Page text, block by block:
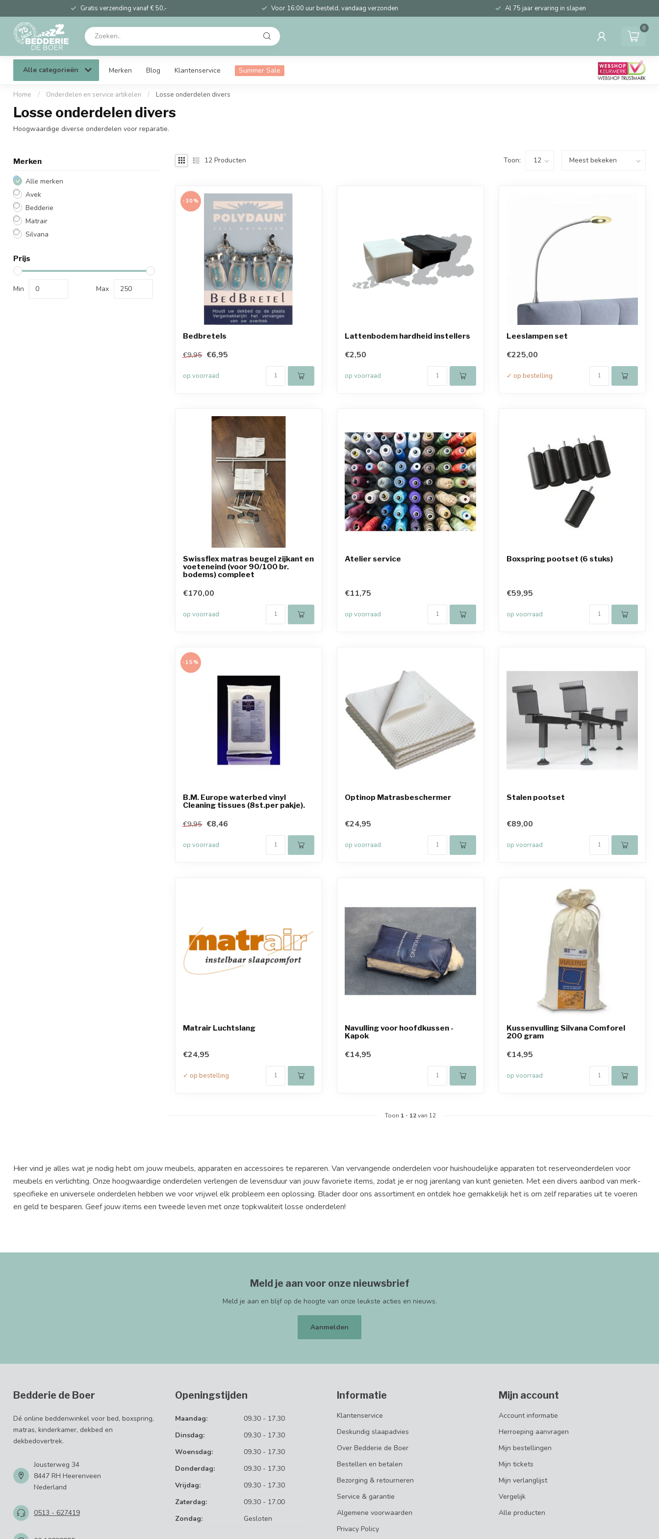
Gratis verzending vanaf € 50,- Voor 16:00 uur besteld, vandaag verzonden Al 75 jaar ervaring in slapen
0
Alle categorieën Merken Blog Klantenservice Summer Sale
Home / Onderdelen en service artikelen / Losse onderdelen divers
Losse onderdelen divers
Hoogwaardige diverse onderdelen voor reparatie.
Merken
Alle merken
Avek
Bedderie
Matrair
Silvana
Prijs
Min Max
12 Producten Toon:
-30%
Bedbretels
€9,95 €6,95
op voorraad
Lattenbodem hardheid instellers
€2,50
op voorraad
Leeslampen set
€225,00
✓ op bestelling
Swissflex matras beugel zijkant en
voeteneind (voor 90/100 br.
bodems) compleet
€170,00
op voorraad
Atelier service
€11,75
op voorraad
Boxspring pootset (6 stuks)
€59,95
op voorraad
-15%
B.M. Europe waterbed vinyl
Cleaning tissues (8st.per pakje).
€9,95 €8,46
op voorraad
Optinop Matrasbeschermer
€24,95
op voorraad
Stalen pootset
€89,00
op voorraad
Matrair Luchtslang
€24,95
✓ op bestelling
Navulling voor hoofdkussen -
Kapok
€14,95
Kussenvulling Silvana Comforel
200 gram
€14,95
op voorraad
Toon 1 - 12van 12
Hier vind je alles wat je nodig hebt om jouw meubels, apparaten en accessoires te repareren. Van vervangende onderdelen voor huishoudelijke apparaten tot reserveonderdelen voor
meubels en verlichting. Onze hoogwaardige onderdelen verlengen de levensduur van jouw favoriete items, zodat je er nog jarenlang van kunt genieten. Met een divers aanbod van merk-
specifieke en universele onderdelen hebben we voor vrijwel elk probleem een oplossing. Blader door ons assortiment en ontdek hoe gemakkelijk het is om zelf reparaties uit te voeren
en geld te besparen. Geef jouw items een tweede leven met onze topkwaliteit losse onderdelen!
Meld je aan voor onze nieuwsbrief
Meld je aan en blijf op de hoogte van onze leukste acties en nieuws.
Aanmelden
Bedderie de Boer
Dé online beddenwinkel voor bed, boxspring,
matras, kinderkamer, dekbed en
dekbedovertrek.
Jousterweg 34
8447 RH Heerenveen
Nederland
0513 - 627419
Openingstijden
Maandag:
09.30 - 17.30
Dinsdag:
09.30 - 17.30
Woensdag:
09.30 - 17.30
Donderdag:
09.30 - 17.30
Vrijdag:
09.30 - 17.30
Zaterdag:
09.30 - 17.00
Zondag:
Gesloten
Informatie
Klantenservice
Deskundig slaapadvies
Over Bedderie de Boer
Bestellen en betalen
Bezorging & retourneren
Service & garantie
Algemene voorwaarden
Privacy Policy
Mijn account
Account informatie
Herroeping aanvragen
Mijn bestellingen
Mijn tickets
Mijn verlanglijst
Vergelijk
Alle producten